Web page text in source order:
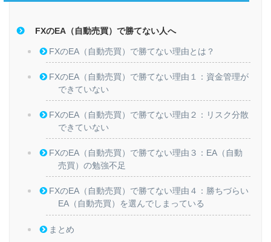
FXのEA（自動売買）で勝てない人へ
FXのEA（自動売買）で勝てない理由とは？
FXのEA（自動売買）で勝てない理由１：資金管理が
できていない
FXのEA（自動売買）で勝てない理由２：リスク分散
できていない
FXのEA（自動売買）で勝てない理由３：EA（自動
売買）の勉強不足
FXのEA（自動売買）で勝てない理由４：勝ちづらい
EA（自動売買）を選んでしまっている
まとめ